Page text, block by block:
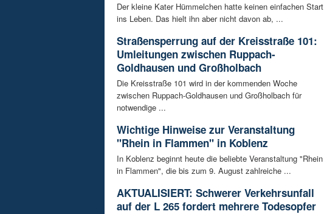
Der kleine Kater Hümmelchen hatte keinen einfachen Start
ins Leben. Das hielt ihn aber nicht davon ab, ...
Straßensperrung auf der Kreisstraße 101:
Umleitungen zwischen Ruppach-
Goldhausen und Großholbach
Die Kreisstraße 101 wird in der kommenden Woche
zwischen Ruppach-Goldhausen und Großholbach für
notwendige ...
Wichtige Hinweise zur Veranstaltung
"Rhein in Flammen" in Koblenz
In Koblenz beginnt heute die beliebte Veranstaltung "Rhein
in Flammen", die bis zum 9. August zahlreiche ...
AKTUALISIERT: Schwerer Verkehrsunfall
auf der L 265 fordert mehrere Todesopfer